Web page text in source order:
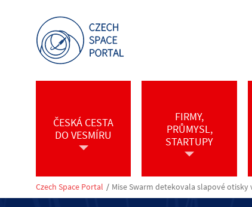
ČESKÁ CESTA
DO VESMÍRU
FIRMY,
PRŮMYSL,
STARTUPY
Czech Space Portal / Mise Swarm detekovala slapové otisky